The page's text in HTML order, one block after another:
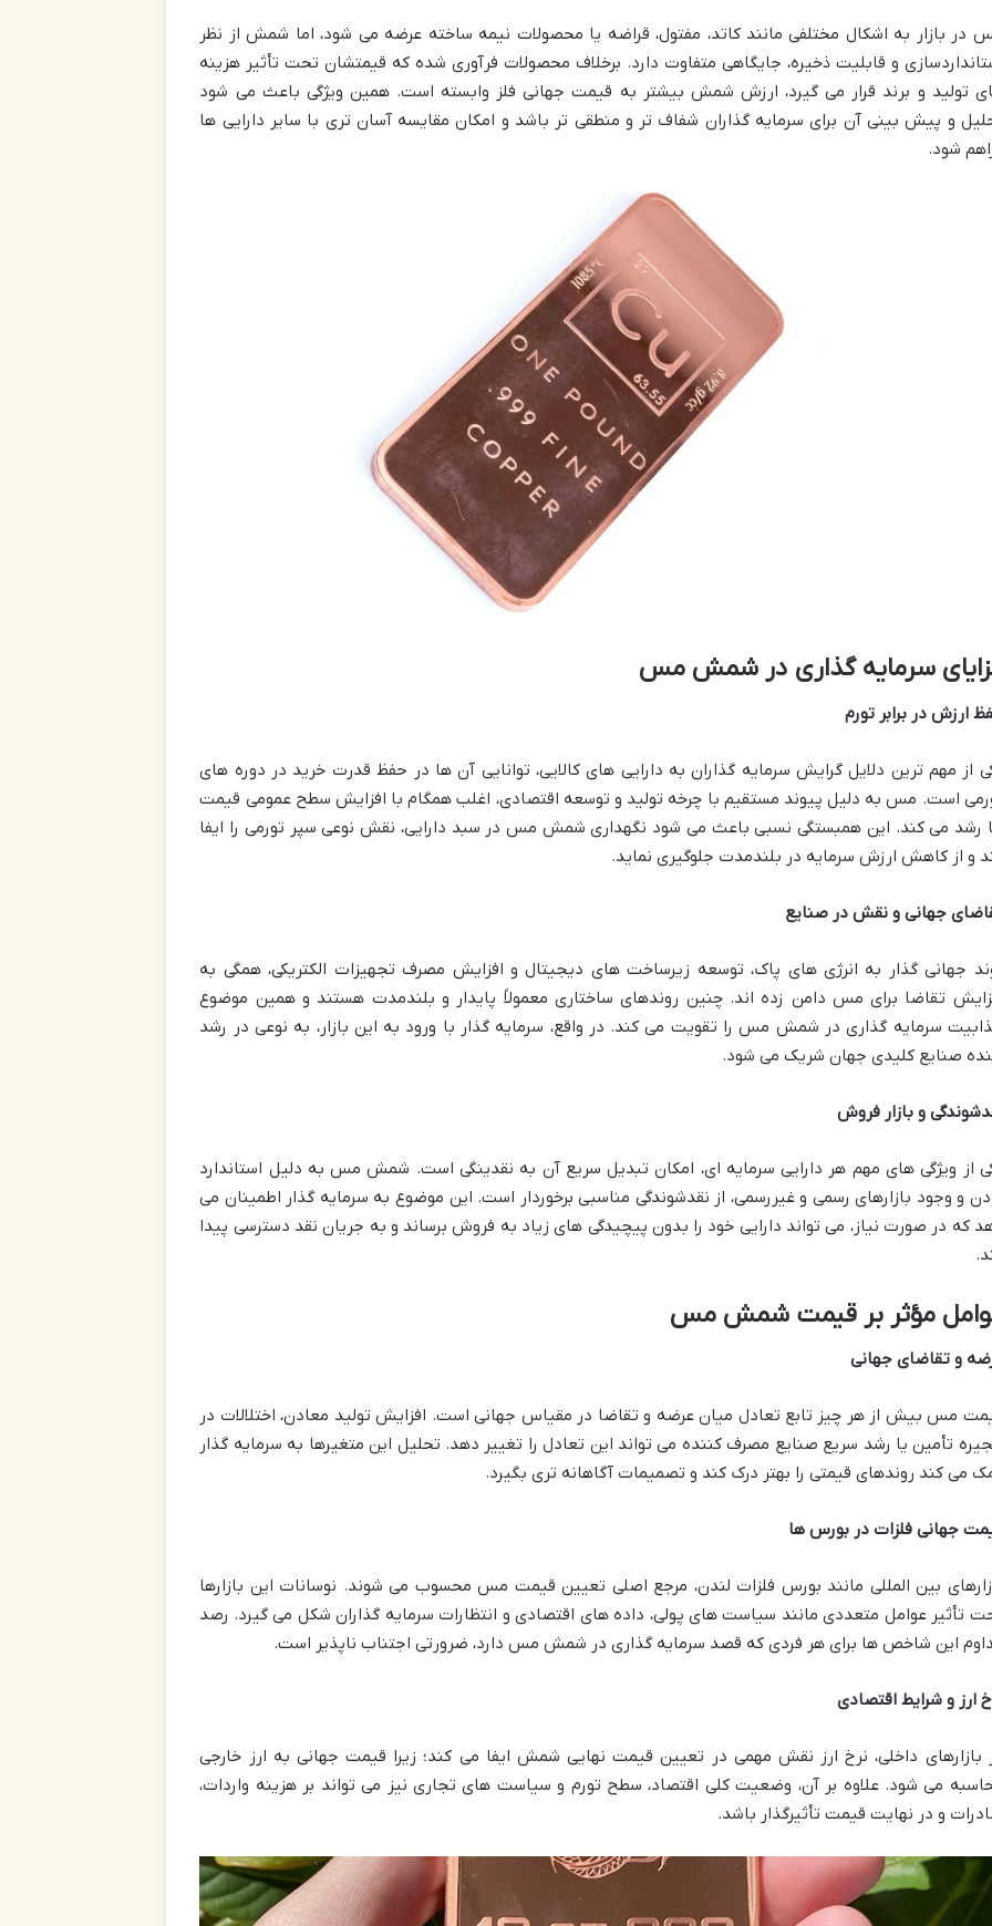
در بازار به اشکال مختلفی مانند کاتد، مفتول، قراضه یا محصولات نیمه ساخته عرضه می شود، اما شمش از نظر
و قابلیت ذخیره، جایگاهی متفاوت دارد. برخلاف محصولات فرآوری شده که قیمتشان تحت تأثیر هزینه
تولید و برند قرار می گیرد، ارزش شمش بیشتر به قیمت جهانی فلز وابسته است. همین ویژگی باعث می شود
و پیش بینی آن برای سرمایه گذاران شفاف تر و منطقی تر باشد و امکان مقایسه آسان تری با سایر دارایی ها
شود.
سرمایه گذاری در شمش مس
ارزش در برابر تورم
از مهم ترین دلایل گرایش سرمایه گذاران به دارایی های کالایی، توانایی آن ها در حفظ قدرت خرید در دوره های
است. مس به دلیل پیوند مستقیم با چرخه تولید و توسعه اقتصادی، اغلب همگام با افزایش سطح عمومی قیمت
رشد می کند. این همبستگی نسبی باعث می شود نگهداری شمش مس در سبد دارایی، نقش نوعی سپر تورمی را ایفا
و از کاهش ارزش سرمایه در بلندمدت جلوگیری نماید.
جهانی و نقش در صنایع
جهانی گذار به انرژی های پاک، توسعه زیرساخت های دیجیتال و افزایش مصرف تجهیزات الکتریکی، همگی به
تقاضا برای مس دامن زده اند. چنین روندهای ساختاری معمولاً پایدار و بلندمدت هستند و همین موضوع
سرمایه گذاری در شمش مس را تقویت می کند. در واقع، سرمایه گذار با ورود به این بازار، به نوعی در رشد
صنایع کلیدی جهان شریک می شود.
و بازار فروش
از ویژگی های مهم هر دارایی سرمایه ای، امکان تبدیل سریع آن به نقدینگی است. شمش مس به دلیل استاندارد
و وجود بازارهای رسمی و غیررسمی، از نقدشوندگی مناسبی برخوردار است. این موضوع به سرمایه گذار اطمینان می
که در صورت نیاز، می تواند دارایی خود را بدون پیچیدگی های زیاد به فروش برساند و به جریان نقد دسترسی پیدا
مؤثر بر قیمت شمش مس
و تقاضای جهانی
مس بیش از هر چیز تابع تعادل میان عرضه و تقاضا در مقیاس جهانی است. افزایش تولید معادن، اختلالات در
تأمین یا رشد سریع صنایع مصرف کننده می تواند این تعادل را تغییر دهد. تحلیل این متغیرها به سرمایه گذار
می کند روندهای قیمتی را بهتر درک کند و تصمیمات آگاهانه تری بگیرد.
جهانی فلزات در بورس ها
بین المللی مانند بورس فلزات لندن، مرجع اصلی تعیین قیمت مس محسوب می شوند. نوسانات این بازارها
تأثیر عوامل متعددی مانند سیاست های پولی، داده های اقتصادی و انتظارات سرمایه گذاران شکل می گیرد. رصد
این شاخص ها برای هر فردی که قصد سرمایه گذاری در شمش مس دارد، ضرورتی اجتناب ناپذیر است.
ارز و شرایط اقتصادی
بازارهای داخلی، نرخ ارز نقش مهمی در تعیین قیمت نهایی شمش ایفا می کند؛ زیرا قیمت جهانی به ارز خارجی
می شود. علاوه بر آن، وضعیت کلی اقتصاد، سطح تورم و سیاست های تجاری نیز می تواند بر هزینه واردات،
و در نهایت قیمت تأثیرگذار باشد.